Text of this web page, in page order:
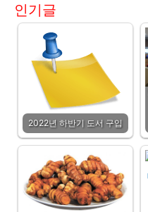
인기글
2022년 하반기 도서 구입